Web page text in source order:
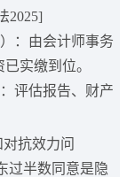
2025]
：由会计师事务
实缴到位。
评估报告、财产
抗效力问
过半数同意是隐